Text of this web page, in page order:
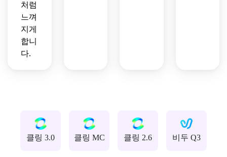
처럼
느껴
지게
합니
다.
클링 3.0 클링 MC 클링 2.6 비두 Q3